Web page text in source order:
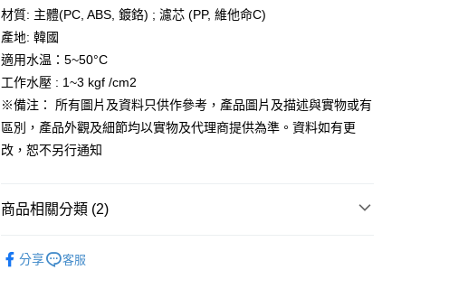
【注意事項】
１．透過由恩沛科技股份有限公司提供之「AFTEE先享後付」服務完成之
交易，需依本服務之必要範圍內提供個人資料，並將交易相關給付款項請
求債權轉讓予恩沛科技股份有限公司。
https://aftee.tw/terms/#terms3
３．未成年的使用者請事先徵得法定代理人或監護人之同意方可使用
「AFTEE先享後付」，若未經同意申辦者引起之損失，本公司不負相關責
任。
４．使用「AFTEE先享後付」時，將依據個別帳號之用戶狀況，依本公司
５．嚴禁一人註冊多個帳號或使用他人資訊註冊。若發現惡意使用之情
形，恩沛科技股份有限公司將有權停止該用戶之使用額度並採取法律行
材質: 主體(PC, ABS, 鍍鉻) ; 濾芯 (PP, 維他命C)
產地: 韓國
適用水温：5~50°C
工作水壓 : 1~3 kgf /cm2
※備注： 所有圖片及資料只供作參考，產品圖片及描述與實物或有
區別，產品外觀及細節均以實物及代理商提供為準。資料如有更
改，恕不另行通知
商品相關分類 (2)
分享 客服